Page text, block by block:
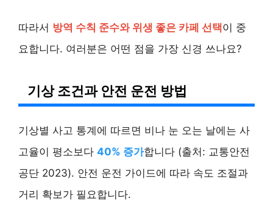
따라서 방역 수칙 준수와 위생 좋은 카페 선택이 중
요합니다. 여러분은 어떤 점을 가장 신경 쓰나요?
기상 조건과 안전 운전 방법
기상별 사고 통계에 따르면 비나 눈 오는 날에는 사
고율이 평소보다 40% 증가합니다 (출처: 교통안전
공단 2023). 안전 운전 가이드에 따라 속도 조절과
거리 확보가 필요합니다.